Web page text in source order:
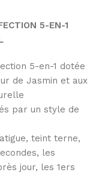
5-EN-1
5-en-1 dotée
de Jasmin et aux
par un style de
teint terne,
les
jour, les 1ers